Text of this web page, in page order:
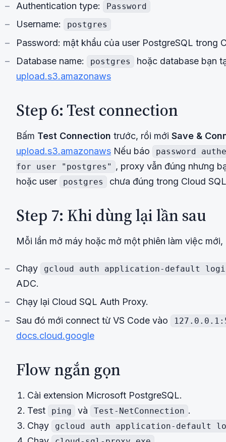
Authentication type: Password
Username: postgres
Password: mật khẩu của user PostgreSQL trong
Database name:
postgres
hoặc database bạn
upload.s3.amazonaws
Step 6: Test connection
Bấm Test Connection trước, rồi mới Save &
upload.s3.amazonaws Nếu báo
password
for user "postgres" , proxy vẫn đúng nhưng
hoặc user
postgres chưa đúng trong Cloud
Step 7: Khi dùng lại lần sau
Mỗi lần mở máy hoặc mở một phiên làm việc mới,
Chạy gcloud auth application-default
ADC.
Chạy lại Cloud SQL Auth Proxy.
Sau đó mới connect từ VS Code vào
docs.cloud.google
Flow ngắn gọn
Cài extension Microsoft PostgreSQL.
Test
ping và Test-NetConnection .
Chạy
gcloud auth application-default